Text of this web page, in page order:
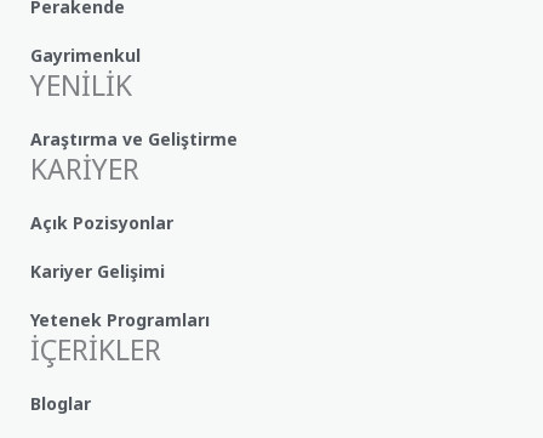
Perakende
Gayrimenkul
YENİLİK
Araştırma ve Geliştirme
KARİYER
Açık Pozisyonlar
Kariyer Gelişimi
Yetenek Programları
İÇERİKLER
Bloglar